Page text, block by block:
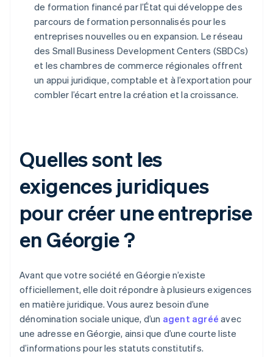
de formation financé par l’État qui développe des
parcours de formation personnalisés pour les
entreprises nouvelles ou en expansion. Le réseau
des Small Business Development Centers (SBDCs)
et les chambres de commerce régionales offrent
un appui juridique, comptable et à l’exportation pour
combler l’écart entre la création et la croissance.
Quelles sont les
exigences juridiques
pour créer une entreprise
en Géorgie ?
Avant que votre société en Géorgie n’existe
officiellement, elle doit répondre à plusieurs exigences
en matière juridique. Vous aurez besoin d’une
dénomination sociale unique, d’un agent agréé avec
une adresse en Géorgie, ainsi que d’une courte liste
d’informations pour les statuts constitutifs.